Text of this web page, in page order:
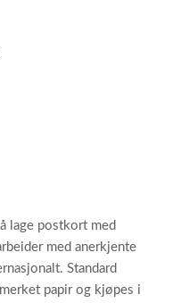
lage postkort med
med anerkjente
Standard
papir og kjøpes i